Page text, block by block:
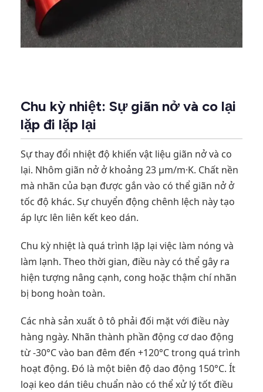
Chu kỳ nhiệt: Sự giãn nở và co lại
lặp đi lặp lại
Sự thay đổi nhiệt độ khiến vật liệu giãn nở và co
lại. Nhôm giãn nở ở khoảng 23 µm/m·K. Chất nền
mà nhãn của bạn được gắn vào có thể giãn nở ở
tốc độ khác. Sự chuyển động chênh lệch này tạo
áp lực lên liên kết keo dán.
Chu kỳ nhiệt là quá trình lặp lại việc làm nóng và
làm lạnh. Theo thời gian, điều này có thể gây ra
hiện tượng nâng cạnh, cong hoặc thậm chí nhãn
bị bong hoàn toàn.
Các nhà sản xuất ô tô phải đối mặt với điều này
hàng ngày. Nhãn thành phần động cơ dao động
từ -30°C vào ban đêm đến +120°C trong quá trình
hoạt động. Đó là một biên độ dao động 150°C. Ít
loại keo dán tiêu chuẩn nào có thể xử lý tốt điều